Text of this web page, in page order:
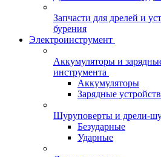
Запчасти для дрелей и
бурения
Электроинструмент
Аккумуляторы и
инструмента
Аккумуляторы
Зарядные
Шуруповерты и дрели-
Безударные
Ударные